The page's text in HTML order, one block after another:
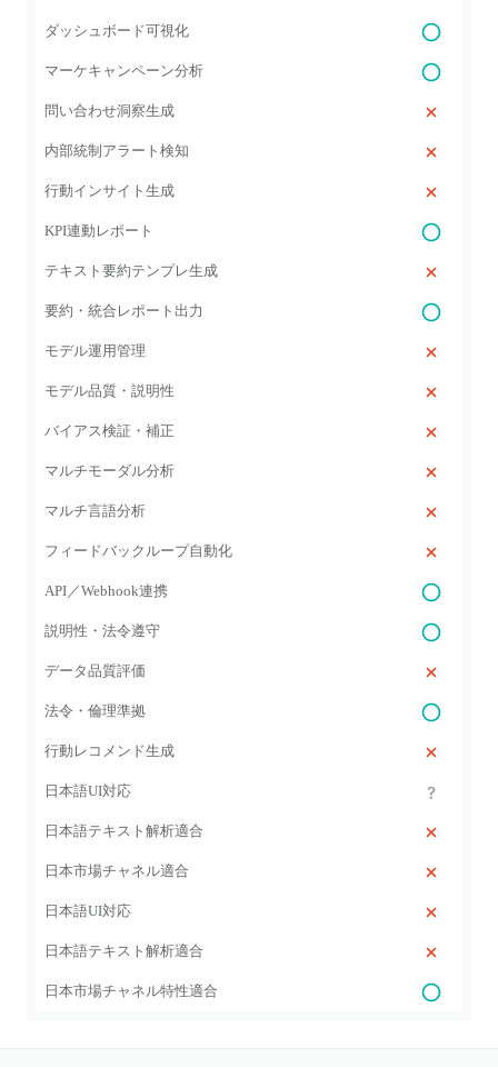
ダッシュボード可視化
マーケキャンペーン分析
問い合わせ洞察生成
内部統制アラート検知
行動インサイト生成
KPI連動レポート
テキスト要約テンプレ生成
要約・統合レポート出力
モデル運用管理
モデル品質・説明性
バイアス検証・補正
マルチモーダル分析
マルチ言語分析
フィードバックループ自動化
API／Webhook連携
説明性・法令遵守
データ品質評価
法令・倫理準拠
行動レコメンド生成
日本語UI対応
日本語テキスト解析適合
日本市場チャネル適合
日本語UI対応
日本語テキスト解析適合
日本市場チャネル特性適合